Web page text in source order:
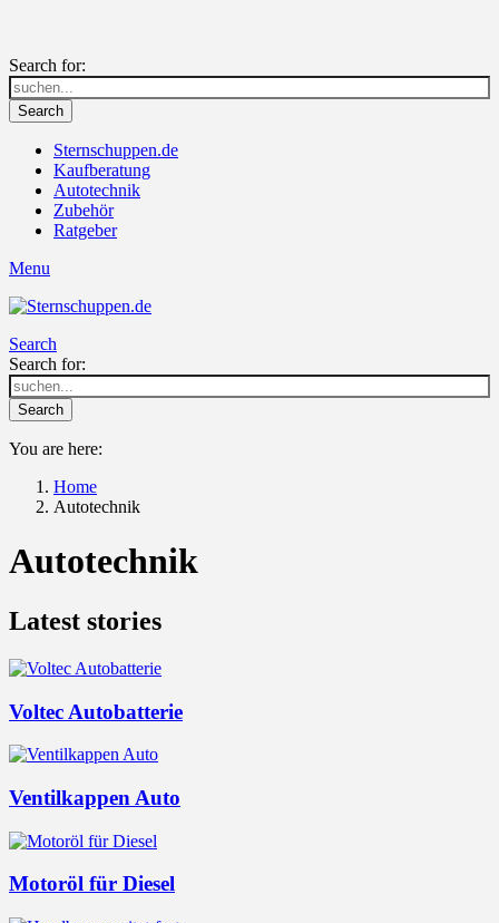
Search for:
Search
Sternschuppen.de
Kaufberatung
Autotechnik
Zubehör
Ratgeber
Menu
Search
Search for:
Search
You are here:
Home
Autotechnik
Autotechnik
Latest stories
Voltec Autobatterie
Ventilkappen Auto
Motoröl für Diesel